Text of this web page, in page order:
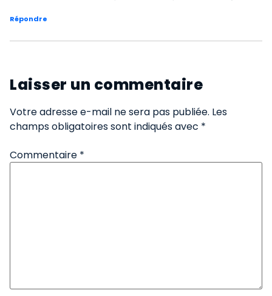
Répondre
Laisser un commentaire
Votre adresse e-mail ne sera pas publiée. Les
champs obligatoires sont indiqués avec *
Commentaire *